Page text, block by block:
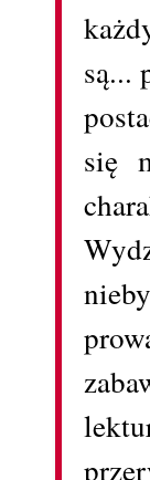
są...
się